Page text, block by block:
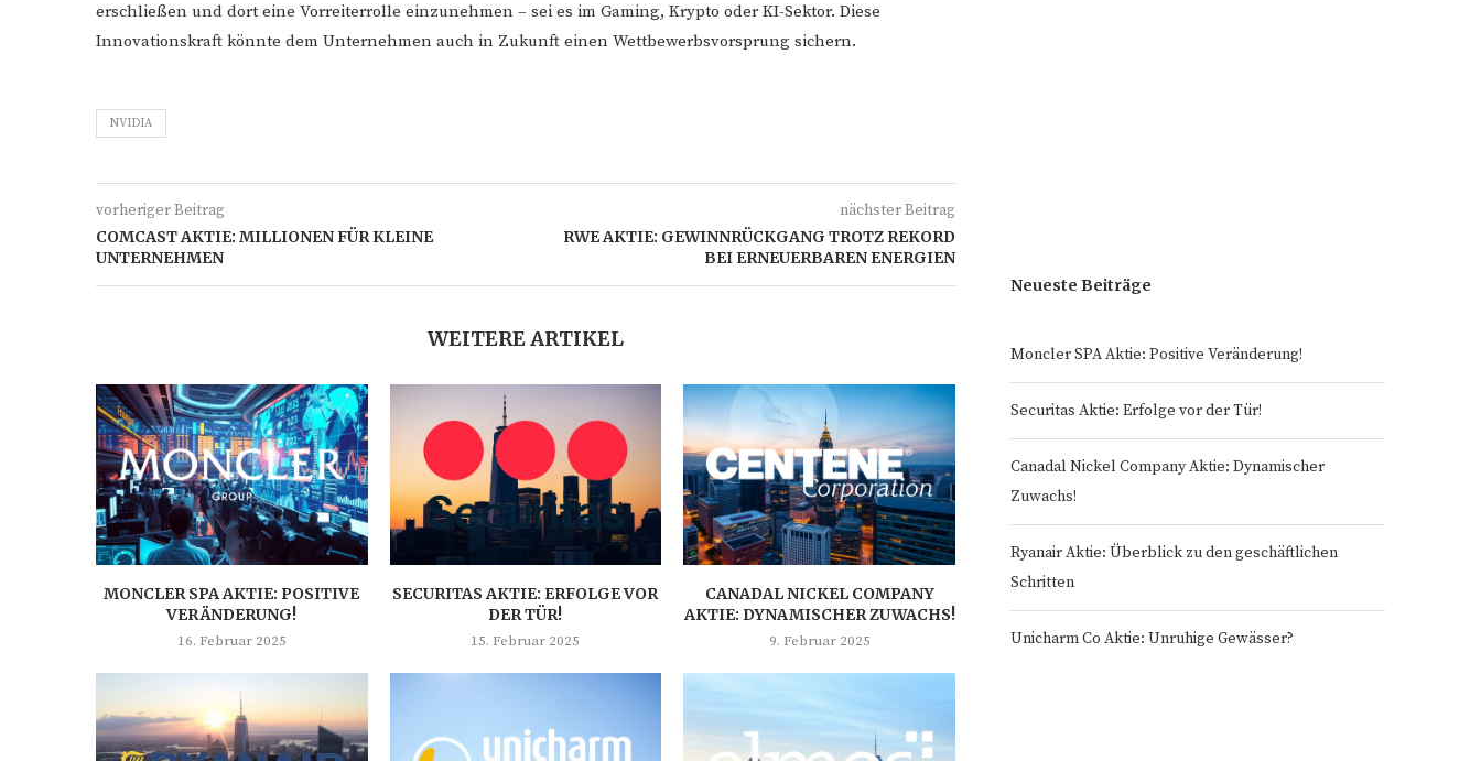
erschließen und dort eine Vorreiterrolle einzunehmen – sei es im Gaming, Krypto oder KI-Sektor. Diese
Innovationskraft könnte dem Unternehmen auch in Zukunft einen Wettbewerbsvorsprung sichern.
NVIDIA
vorheriger Beitrag
COMCAST AKTIE: MILLIONEN FÜR KLEINE
UNTERNEHMEN
nächster Beitrag
RWE AKTIE: GEWINNRÜCKGANG TROTZ REKORD
BEI ERNEUERBAREN ENERGIEN
WEITERE ARTIKEL
MONCLER SPA AKTIE: POSITIVE
VERÄNDERUNG!
16. Februar 2025
SECURITAS AKTIE: ERFOLGE VOR
DER TÜR!
15. Februar 2025
CANADAL NICKEL COMPANY
AKTIE: DYNAMISCHER ZUWACHS!
9. Februar 2025
Neueste Beiträge
Moncler SPA Aktie: Positive Veränderung!
Securitas Aktie: Erfolge vor der Tür!
Canadal Nickel Company Aktie: Dynamischer
Zuwachs!
Ryanair Aktie: Überblick zu den geschäftlichen
Schritten
Unicharm Co Aktie: Unruhige Gewässer?